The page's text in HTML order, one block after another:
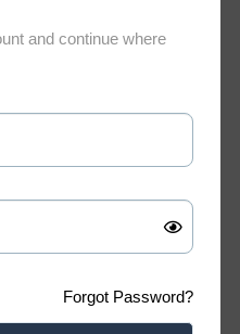
không
mất niềm
một chút mới giữ
and continue where
Forgot Password?